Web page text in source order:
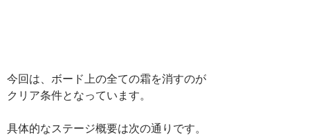
今回は、ボード上の全ての霜を消すのが
クリア条件となっています。
具体的なステージ概要は次の通りです。